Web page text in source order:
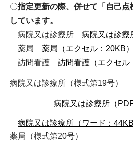
〇指定更新の際、併せて「自己
しています。
病院又は診療所 病院又は診療
薬局 薬局（エクセル：20KB）
訪問看護 訪問看護（エクセル
病院又は診療所（様式第19号）
病院又は診療所（
病院又は診療所（ワード：44KB
薬局（様式第20号）